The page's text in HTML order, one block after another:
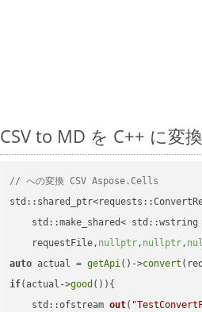
CSV to MD を C++ に変
// への変換 CSV Aspose.Cells
std::make_shared< std::wstring
    requestFile,
nullptr, nullptr,
auto actual = getApi()->convert
if(actual->good ()){
std::ofstream out(